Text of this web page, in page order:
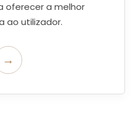
oferecer a melhor
ao utilizador.
→